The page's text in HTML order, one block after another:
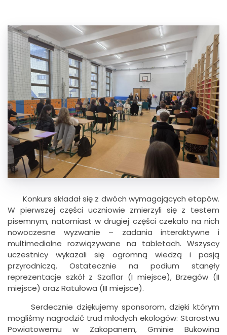
Konkurs składał się z dwóch wymagających etapów.
W pierwszej części uczniowie zmierzyli się z testem
pisemnym, natomiast w drugiej części czekało na nich
nowoczesne wyzwanie – zadania interaktywne i
multimedialne rozwiązywane na tabletach. Wszyscy
uczestnicy wykazali się ogromną wiedzą i pasją
przyrodniczą. Ostatecznie na podium stanęły
reprezentacje szkół z Szaflar (I miejsce), Brzegów (II
miejsce) oraz Ratułowa (III miejsce).
Serdecznie dziękujemy sponsorom, dzięki którym
mogliśmy nagrodzić trud młodych ekologów: Starostwu
Powiatowemu w Zakopanem, Gminie Bukowina